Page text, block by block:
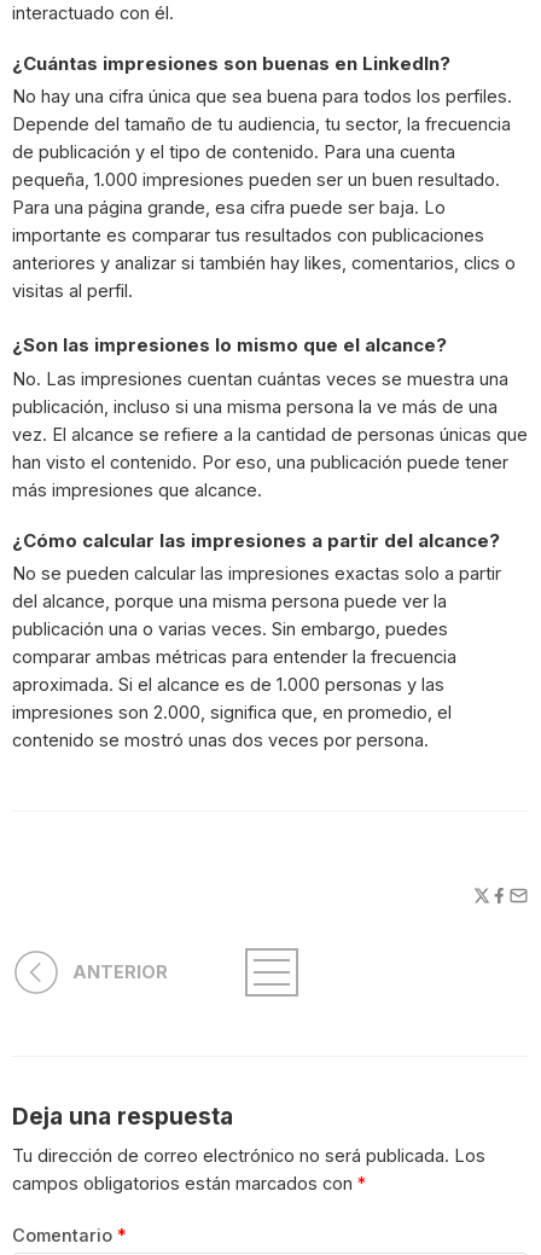
interactuado con él.
¿Cuántas impresiones son buenas en LinkedIn?
No hay una cifra única que sea buena para todos los perfiles.
Depende del tamaño de tu audiencia, tu sector, la frecuencia
de publicación y el tipo de contenido. Para una cuenta
pequeña, 1.000 impresiones pueden ser un buen resultado.
Para una página grande, esa cifra puede ser baja. Lo
importante es comparar tus resultados con publicaciones
anteriores y analizar si también hay likes, comentarios, clics o
visitas al perfil.
¿Son las impresiones lo mismo que el alcance?
No. Las impresiones cuentan cuántas veces se muestra una
publicación, incluso si una misma persona la ve más de una
vez. El alcance se refiere a la cantidad de personas únicas que
han visto el contenido. Por eso, una publicación puede tener
más impresiones que alcance.
¿Cómo calcular las impresiones a partir del alcance?
No se pueden calcular las impresiones exactas solo a partir
del alcance, porque una misma persona puede ver la
publicación una o varias veces. Sin embargo, puedes
comparar ambas métricas para entender la frecuencia
aproximada. Si el alcance es de 1.000 personas y las
impresiones son 2.000, significa que, en promedio, el
contenido se mostró unas dos veces por persona.
ANTERIOR
Deja una respuesta
Tu dirección de correo electrónico no será publicada. Los
campos obligatorios están marcados con *
Comentario *